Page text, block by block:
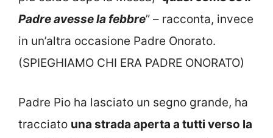
Padre avesse la febbre” – racconta, invece
in un’altra occasione Padre Onorato.
(SPIEGHIAMO CHI ERA PADRE ONORATO)
Padre Pio ha lasciato un segno grande, ha
tracciato una strada aperta a tutti verso la